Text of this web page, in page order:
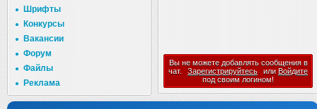
Шрифты
Конкурсы
Вакансии
Форум
Файлы
Реклама
Вы не можете добавлять сообщения в
чат.
Зарегистрируйтесь или Войдите
под своим логином!